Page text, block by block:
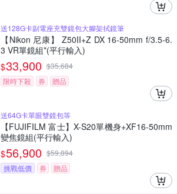
送128G卡副電座充雙鏡包大腳架拭鏡筆
【Nikon 尼康】 Z50II+Z DX 16-50mm f/3.5-6.
3 VR單鏡組*(平行輸入)
$33,900 $35,684
限時下殺
券 贈品
送64G卡單眼雙鏡包等
【FUJIFILM 富士】X-S20單機身+XF16-50mm
變焦鏡組(平行輸入)
$56,900 $59,894
挑戰低價
券 贈品